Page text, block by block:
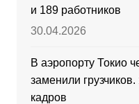
и 189 работников
30.04.2026
В аэропорту Токио
заменили
кадров